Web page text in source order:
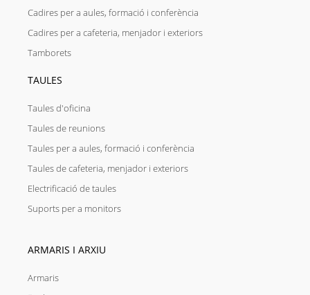
Cadires per a aules, formació i conferència
Cadires per a cafeteria, menjador i exteriors
Tamborets
TAULES
Taules d'oficina
Taules de reunions
Taules per a aules, formació i conferència
Taules de cafeteria, menjador i exteriors
Electrificació de taules
Suports per a monitors
ARMARIS I ARXIU
Armaris